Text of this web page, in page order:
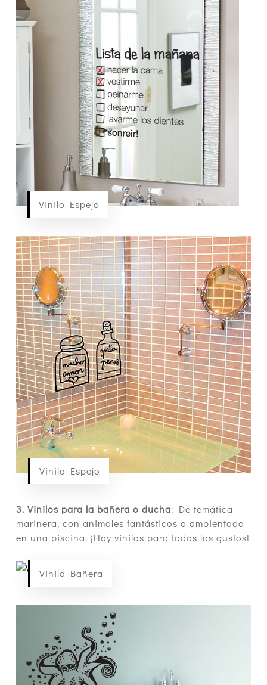
Vinilo Espejo
Vinilo Espejo
3. Vinilos para la bañera o ducha: De temática
marinera, con animales fantásticos o ambientado
en una piscina. ¡Hay vinilos para todos los gustos!
Vinilo Bañera